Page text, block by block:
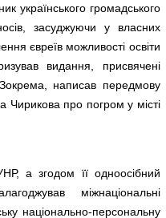
українського громадського
засуджуючи у власних
євреїв можливості освіти
видання, присвячені
написав передмову
Чирикова про погром у місті
а згодом її одноосібний
міжнаціональні
національно-персональну